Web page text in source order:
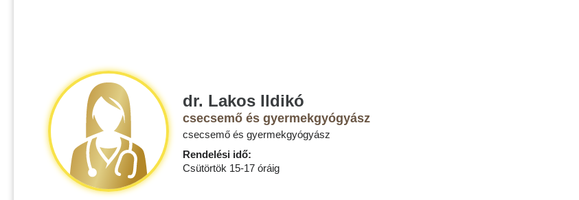
dr. Lakos Ildikó
csecsemő és gyermekgyógyász
csecsemő és gyermekgyógyász
Rendelési idő:
Csütörtök 15-17 óráig